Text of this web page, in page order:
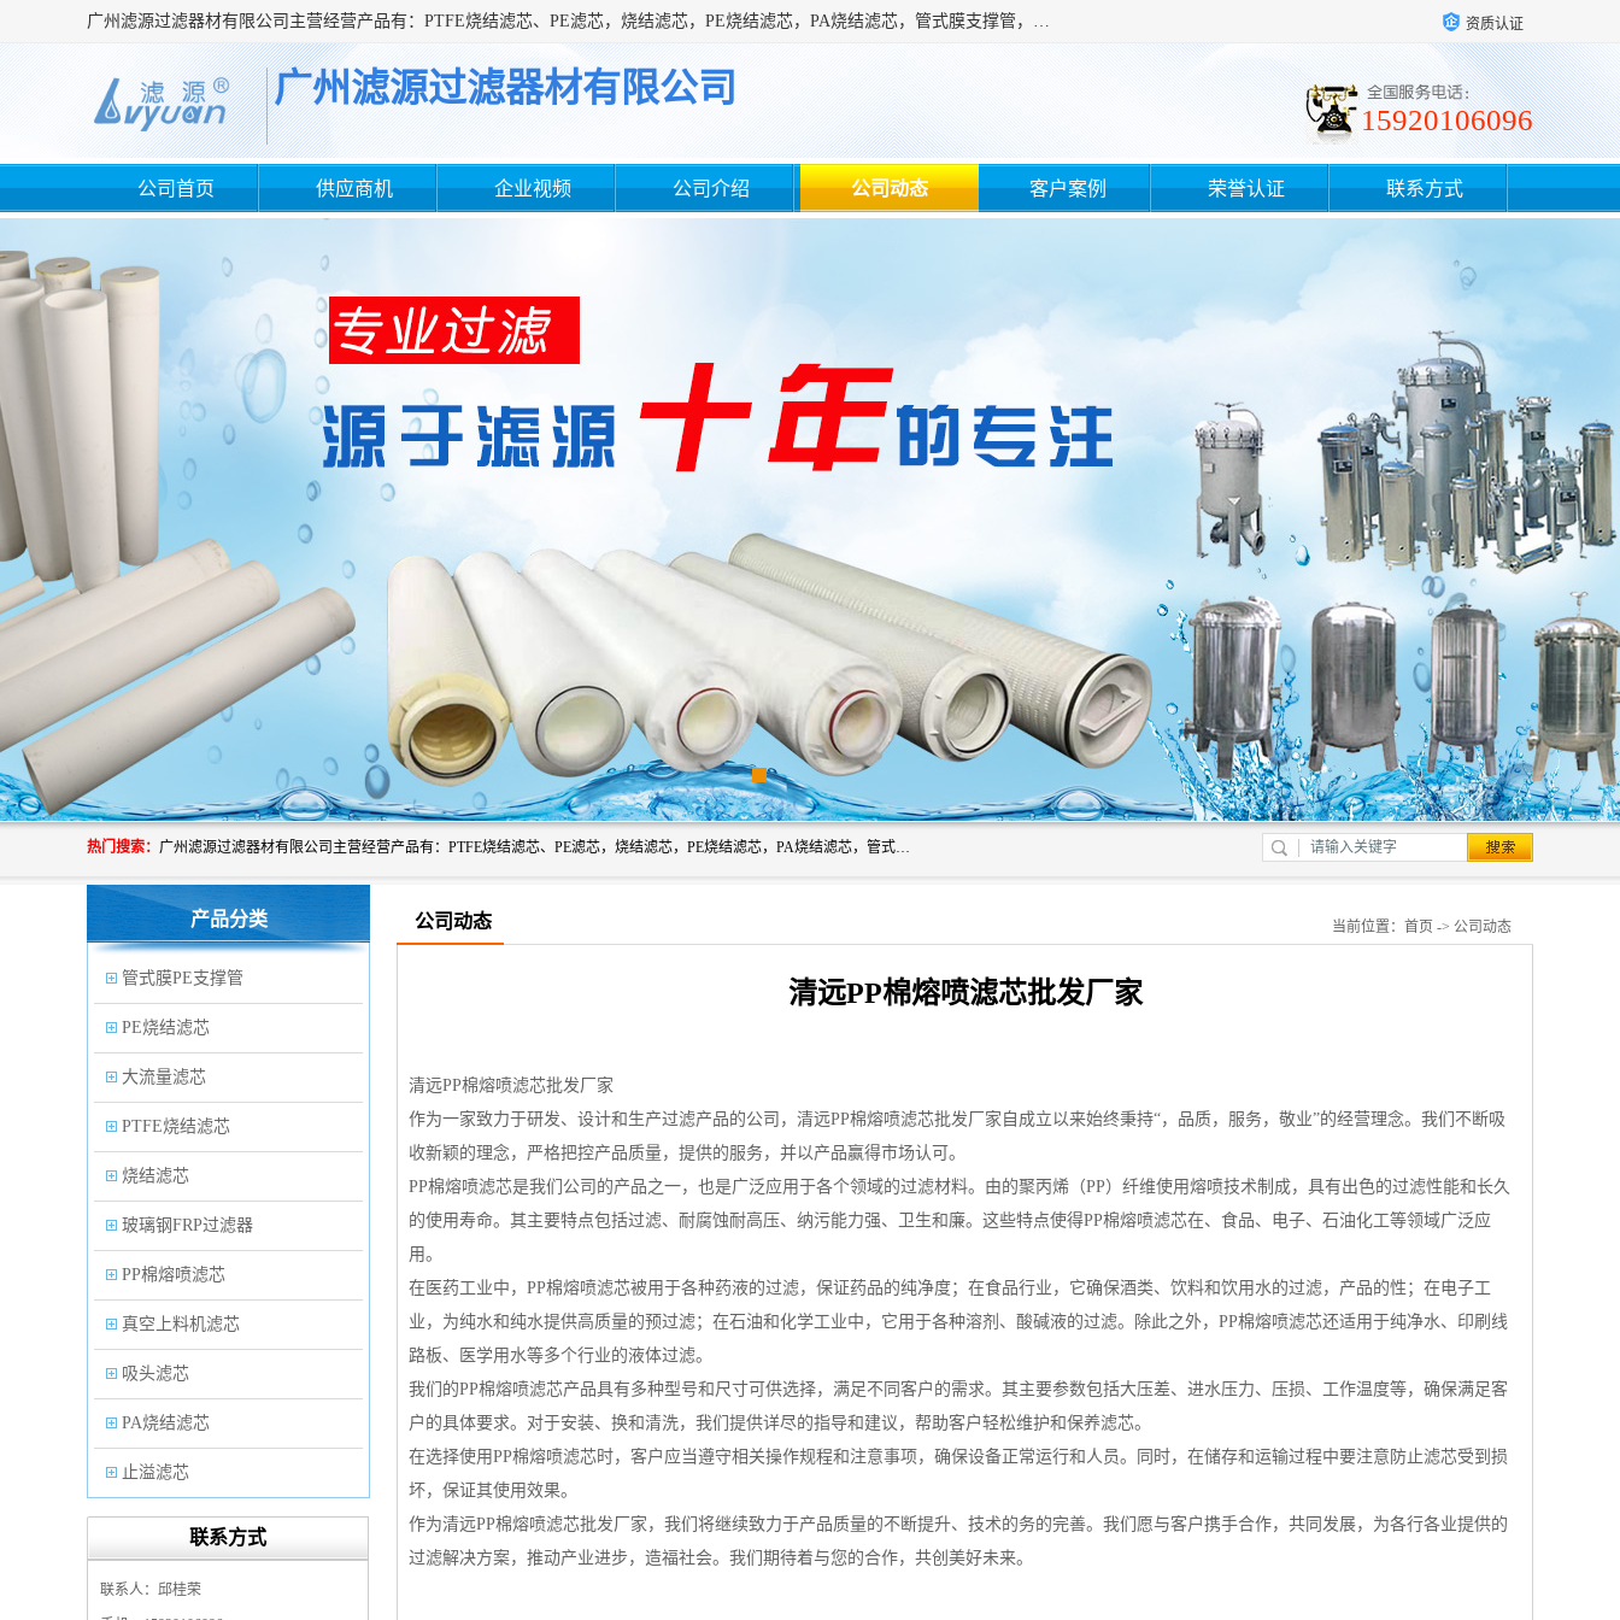
广州滤源过滤器材有限公司主营经营产品有：PTFE烧结滤芯、PE滤芯，烧结滤芯，PE烧结滤芯，PA烧结滤芯，管式膜支撑管，真空上料机滤芯，粉末烧结滤芯，止溢滤芯，吸头滤芯，湿化瓶滤芯、不锈钢烧结滤芯等。公司现拥有一批精干的管理人员和一支高素质的技术队伍，舒适优雅的办公环境和拥有全新现代化标准厂房。 资质认证
广州滤源过滤器材有限公司
15920106096
公司首页 供应商机 企业视频 公司介绍 公司动态 客户案例 荣誉认证 联系方式
热门搜索： 广州滤源过滤器材有限公司主营经营产品有：PTFE烧结滤芯、PE滤芯，烧结滤芯，PE烧结滤芯，PA烧结滤芯，管式膜支撑管，真空上料机滤芯，粉末烧结滤芯，止溢滤芯，吸头滤芯，湿化瓶滤芯、不锈钢烧结滤芯等。公司现拥有一批精干的管理人员和一支高素质的技术队伍，舒适优雅的办公环境和拥有全新现代化标准厂房。
产品分类
管式膜PE支撑管
PE烧结滤芯
大流量滤芯
PTFE烧结滤芯
烧结滤芯
玻璃钢FRP过滤器
PP棉熔喷滤芯
真空上料机滤芯
吸头滤芯
PA烧结滤芯
止溢滤芯
PP塑料过滤器
联系方式
联系人：邱桂荣
公司动态 当前位置： 首页 -> 公司动态
清远PP棉熔喷滤芯批发厂家
清远PP棉熔喷滤芯批发厂家
作为一家致力于研发、设计和生产过滤产品的公司，清远PP棉熔喷滤芯批发厂家自成立以来始终秉持“，品质，服务，敬业”的经营理念。我们不断吸
收新颖的理念，严格把控产品质量，提供的服务，并以产品赢得市场认可。
PP棉熔喷滤芯是我们公司的产品之一，也是广泛应用于各个领域的过滤材料。由的聚丙烯（PP）纤维使用熔喷技术制成，具有出色的过滤性能和长久
的使用寿命。其主要特点包括过滤、耐腐蚀耐高压、纳污能力强、卫生和廉。这些特点使得PP棉熔喷滤芯在、食品、电子、石油化工等领域广泛应
用。
在医药工业中，PP棉熔喷滤芯被用于各种药液的过滤，保证药品的纯净度；在食品行业，它确保酒类、饮料和饮用水的过滤，产品的性；在电子工
业，为纯水和纯水提供高质量的预过滤；在石油和化学工业中，它用于各种溶剂、酸碱液的过滤。除此之外，PP棉熔喷滤芯还适用于纯净水、印刷线
路板、医学用水等多个行业的液体过滤。
我们的PP棉熔喷滤芯产品具有多种型号和尺寸可供选择，满足不同客户的需求。其主要参数包括大压差、进水压力、压损、工作温度等，确保满足客
户的具体要求。对于安装、换和清洗，我们提供详尽的指导和建议，帮助客户轻松维护和保养滤芯。
在选择使用PP棉熔喷滤芯时，客户应当遵守相关操作规程和注意事项，确保设备正常运行和人员。同时，在储存和运输过程中要注意防止滤芯受到损
坏，保证其使用效果。
作为清远PP棉熔喷滤芯批发厂家，我们将继续致力于产品质量的不断提升、技术的务的完善。我们愿与客户携手合作，共同发展，为各行各业提供的
过滤解决方案，推动产业进步，造福社会。我们期待着与您的合作，共创美好未来。